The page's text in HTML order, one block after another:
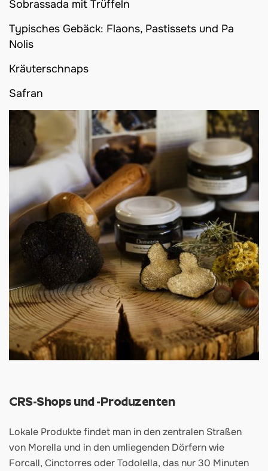
Sobrassada mit Trüffeln
Typisches Gebäck: Flaons, Pastissets und Pa
Nolis
Kräuterschnaps
Safran
CRS-Shops und -Produzenten
Lokale Produkte findet man in den zentralen Straßen
von Morella und in den umliegenden Dörfern wie
Forcall, Cinctorres oder Todolella, das nur 30 Minuten